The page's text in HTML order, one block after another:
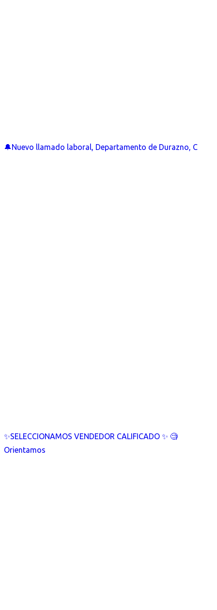
🔔Nuevo llamado laboral, Departamento de Durazno, C
✨SELECCIONAMOS VENDEDOR CALIFICADO ✨ 🧐
Orientamos